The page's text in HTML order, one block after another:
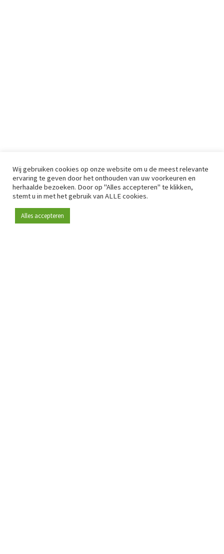
Wij gebruiken cookies op onze website om u de meest relevante
ervaring te geven door het onthouden van uw voorkeuren en
herhaalde bezoeken. Door op "Alles accepteren" te klikken,
stemt u in met het gebruik van ALLE cookies.
Alles accepteren